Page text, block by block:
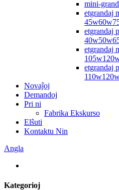
mini-
etgrandaj
etgrandaj
etgrandaj
etgrandaj
Novaĵoj
Demandoj
Pri ni
Fabrika Ekskurso
Elŝuti
Kontaktu Nin
Angla
Kategorioj